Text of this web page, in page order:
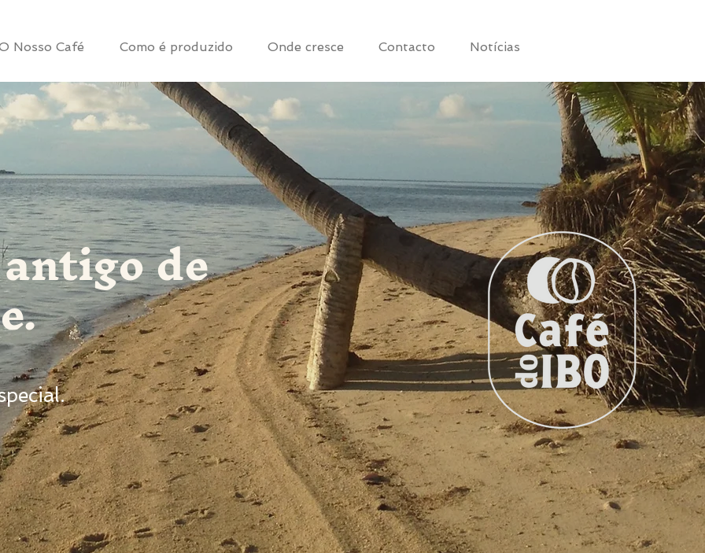
Nosso Café Como é produzido Onde cresce Contacto Notícias
de